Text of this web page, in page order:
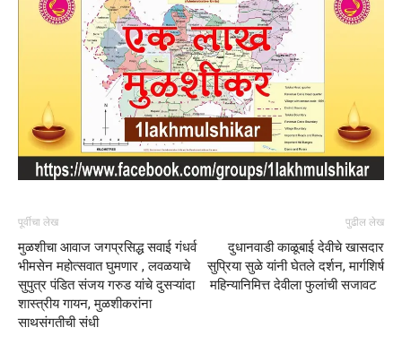
पूर्वीचा लेख
मुळशीचा आवाज जगप्रसिद्ध सवाई गंधर्व
भीमसेन महोत्सवात घुमणार , लवळयाचे
सुपुत्र पंडित संजय गरुड यांचे दुसऱ्यांदा
शास्त्रीय गायन, मुळशीकरांना
साथसंगतीची संधी
पुढील लेख
दुधानवाडी काळूबाई देवीचे खासदार
सुप्रिया सुळे यांनी घेतले दर्शन, मार्गशिर्ष
महिन्यानिमित्त देवीला फुलांची सजावट